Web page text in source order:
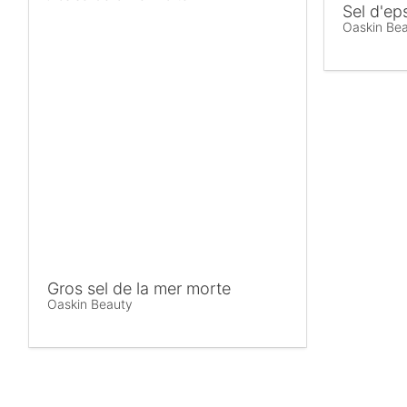
Gros sel de la mer morte
Oaskin Beauty
Sel
Oaskin